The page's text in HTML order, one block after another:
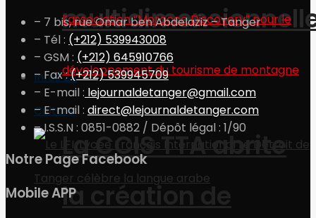
Infos 24
Culture
La CCIS TTA abrite
la création de
– 7 bis, rue Omar ben Abdelaziz – Tanger
– Tél : (+212) 539943008
– GSM : (+212) 645910766
– Fax :(+212) 539945709
– E-mail : lejournaldetanger@gmail.com
– E-mail : direct@lejournaldetanger.com
– I.S.S.N : 0851-0882 / Dépôt légal : 1/90
Notre Page Facebook
Mobile APP